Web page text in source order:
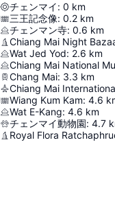
チェンマイ: 0 km
三王記念像: 0.2 km
チェンマン寺: 0.6 km
Chiang Mai Night
Wat Jed Yod: 2.6 km
Chiang Mai National
Chang Mai: 3.3 km
Chiang Mai
Wiang Kum Kam: 4.6
Wat E-Kang: 4.6 km
チェンマイ動物園: 4.7
Royal Flora